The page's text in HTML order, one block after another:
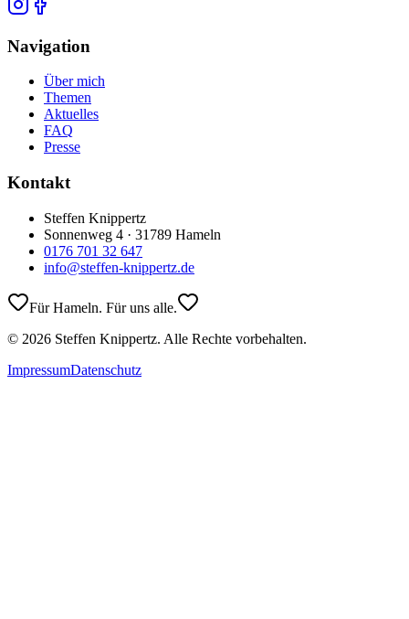
Navigation
Über mich
Themen
Aktuelles
FAQ
Presse
Kontakt
Steffen Knippertz
Sonnenweg 4 · 31789 Hameln
0176 701 32 647
info@steffen-knippertz.de
Für Hameln. Für uns alle.
© 2026 Steffen Knippertz. Alle Rechte vorbehalten.
ImpressumDatenschutz